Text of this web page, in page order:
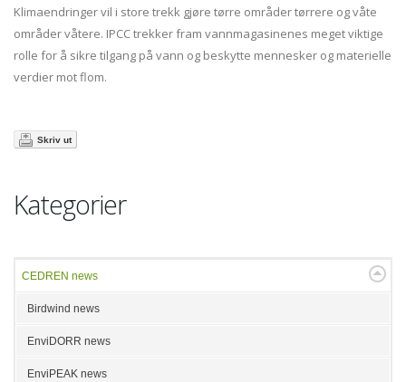
Klimaendringer vil i store trekk gjøre tørre områder tørrere og våte
områder våtere. IPCC trekker fram vannmagasinenes meget viktige
rolle for å sikre tilgang på vann og beskytte mennesker og materielle
verdier mot flom.
Skriv ut
Kategorier
CEDREN news
Birdwind news
EnviDORR news
EnviPEAK news